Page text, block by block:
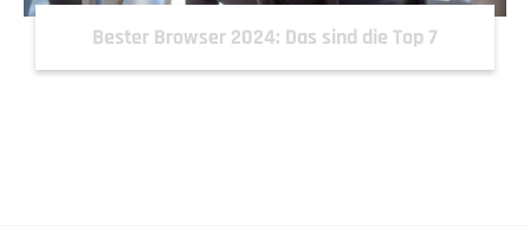
Bester Browser 2024: Das sind die Top 7